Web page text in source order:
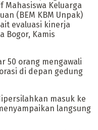
Mahasiswa Keluarga
(BEM KBM Unpak)
evaluasi kinerja
Bogor, Kamis
50 orang mengawali
di depan gedung
masuk ke
langsung